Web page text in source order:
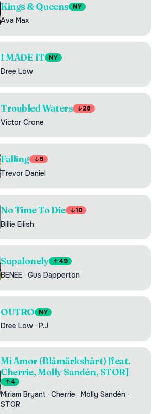
Kings & Queens NY
Ava Max
I MADE IT NY
Dree Low
Troubled Waters 28
Victor Crone
Falling 5
Trevor Daniel
No Time To Die 10
Billie Eilish
Supalonely 49
BENEE · Gus Dapperton
OUTRO NY
Dree Low · P.J
Mi Amor (Blåmärkshårt) [feat.
Cherrie, Molly Sandén, STOR]
4
Miriam Bryant · Cherrie · Molly Sandén ·
STOR